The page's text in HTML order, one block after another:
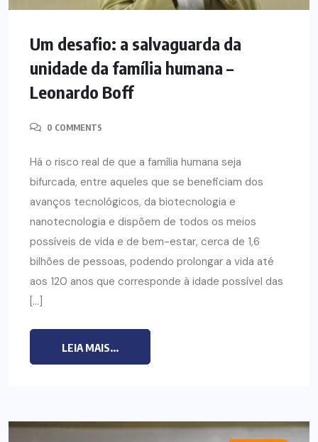
Um desafio: a salvaguarda da
unidade da família humana –
Leonardo Boff
0 COMMENTS
Há o risco real de que a família humana seja
bifurcada, entre aqueles que se beneficiam dos
avanços tecnológicos, da biotecnologia e
nanotecnologia e dispõem de todos os meios
possíveis de vida e de bem-estar, cerca de 1,6
bilhões de pessoas, podendo prolongar a vida até
aos 120 anos que corresponde à idade possível das
[…]
LEIA MAIS...